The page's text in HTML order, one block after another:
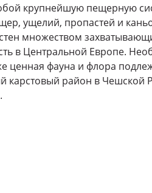
крупнейшую пещерную
ущелий, пропастей и
множеством
в Центральной Европе.
ценная фауна и флора
карстовый район в Чешской